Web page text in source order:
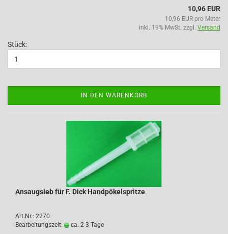
10,96 EUR
10,96 EUR pro Meter
inkl. 19% MwSt. zzgl. Versand
Stück:
IN DEN WARENKORB
Ansaugsieb für F. Dick Handpökelspritze
Art.Nr.: 2270
Bearbeitungszeit:
ca. 2-3 Tage